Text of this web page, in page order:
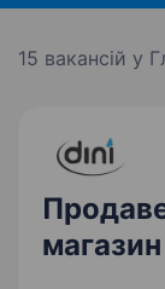
15 вакансій у
магазин